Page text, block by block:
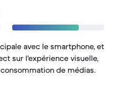
avec le smartphone, et
sur l'expérience visuelle,
de médias.